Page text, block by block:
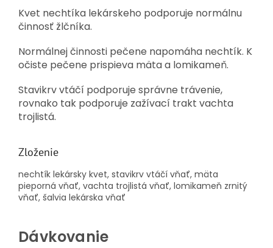
Kvet nechtíka lekárskeho podporuje normálnu
činnosť žlčníka.
Normálnej činnosti pečene napomáha nechtík. K
očiste pečene prispieva mäta a lomikameň.
Stavikrv vtáčí podporuje správne trávenie,
rovnako tak podporuje zažívací trakt vachta
trojlistá.
Zloženie
nechtík lekársky kvet, stavikrv vtáčí vňať, mäta
pieporná vňať, vachta trojlistá vňať, lomikameň zrnitý
vňať, šalvia lekárska vňať
Dávkovanie